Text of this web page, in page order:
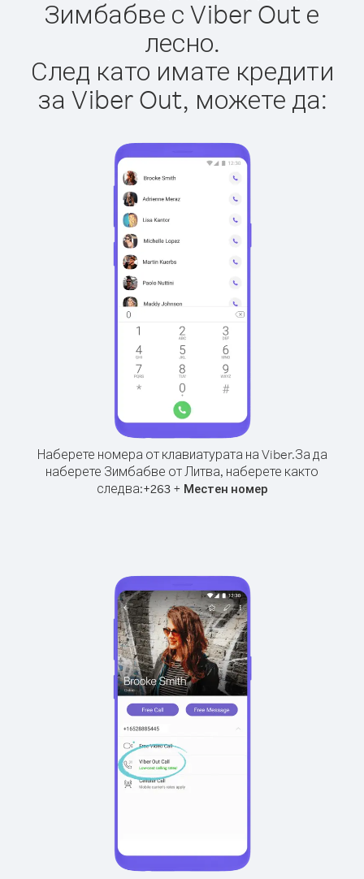
Зимбабве с Viber Out е
лесно.
След като имате кредити
за Viber Out, можете да:
Наберете номера от клавиатурата на Viber.За да
наберете Зимбабве от Литва, наберете както
следва:+263+ Местен номер